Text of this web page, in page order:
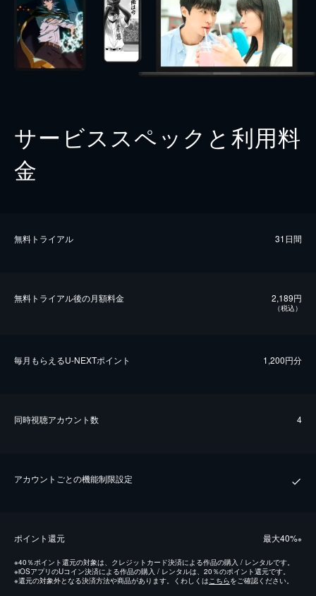
サービススペックと利用料
金
無料トライアル 31日間
無料トライアル後の⽉額料金 2,189円
（税込）
毎⽉もらえるU-NEXTポイント 1,200円分
同時視聴アカウント数 4
アカウントごとの機能制限設定
ポイント還元 最⼤40%※
※40％ポイント還元の対象は、クレジットカード決済による作品の購入 / レンタルです。
※iOSアプリのUコイン決済による作品の購入 / レンタルは、20％のポイント還元です。
※還元の対象外となる決済方法や商品があります。くわしくはこちらをご確認ください。